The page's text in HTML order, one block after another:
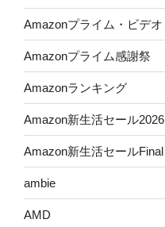
Amazonプライム・ビデオ
Amazonプライム感謝祭
Amazonランキング
Amazon新生活セール2026
Amazon新生活セールFinal
ambie
AMD